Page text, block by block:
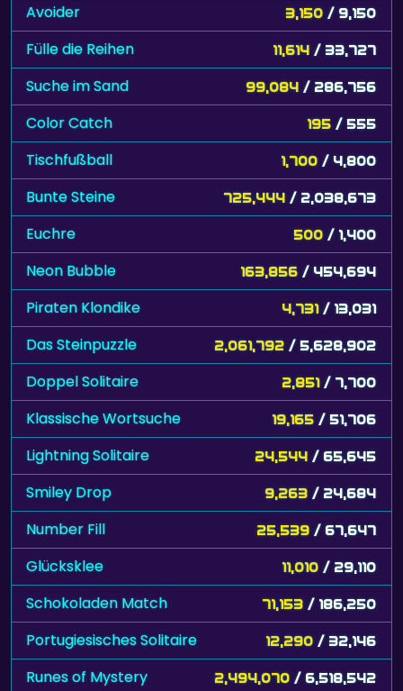
Avoider 3,150 / 9,150
Fülle die Reihen 11,614 / 33,727
Suche im Sand 99,084 / 286,756
Color Catch 195 / 555
Tischfußball 1,700 / 4,800
Bunte Steine 725,444 / 2,038,673
Euchre 500 / 1,400
Neon Bubble 163,856 / 454,694
Piraten Klondike 4,731 / 13,031
Das Steinpuzzle 2,061,792 / 5,628,902
Doppel Solitaire 2,851 / 7,700
Klassische Wortsuche 19,165 / 51,706
Lightning Solitaire 24,544 / 65,645
Smiley Drop 9,263 / 24,684
Number Fill 25,539 / 67,647
Glücksklee 11,010 / 29,110
Schokoladen Match 71,153 / 186,250
Portugiesisches Solitaire 12,290 / 32,146
Runes of Mystery 2,494,070 / 6,518,542